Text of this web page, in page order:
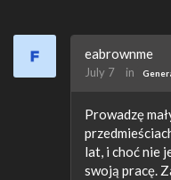
eabrownme
July 7 in
Prowadzę
lat, i choć nie
swoją pracę.